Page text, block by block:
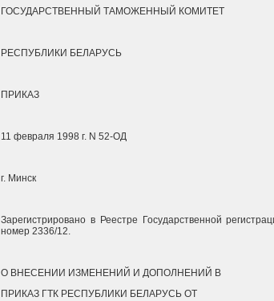
ГОСУДАРСТВЕННЫЙ ТАМОЖЕННЫЙ КОМИТЕТ
РЕСПУБЛИКИ БЕЛАРУСЬ
ПРИКАЗ
11 февраля 1998 г. N 52-ОД
г. Минск
Зарегистрировано в Реестре Государственной
номер 2336/12.
О ВНЕСЕНИИ ИЗМЕНЕНИЙ И ДОПОЛНЕНИЙ В
ПРИКАЗ ГТК РЕСПУБЛИКИ БЕЛАРУСЬ ОТ